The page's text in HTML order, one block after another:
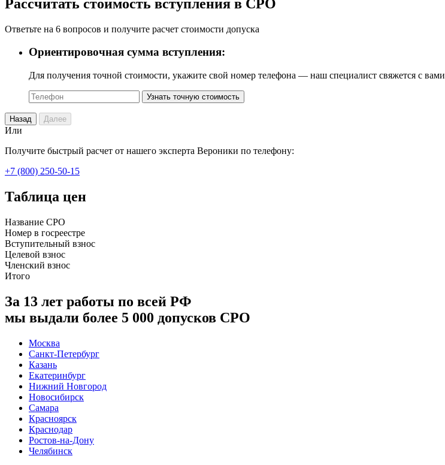
Рассчитать стоимость вступления в СРО
Ответьте на 6 вопросов и получите расчет стоимости допуска
Ориентировочная сумма вступления:
Для получения точной стоимости, укажите свой номер телефона — наш специалист свяжется с вами
Узнать точную стоимость
Назад Далее
Или
Получите быстрый расчет от нашего эксперта Вероники по телефону:
+7 (800) 250-50-15
Таблица цен
Название СРО
Номер в госреестре
Вступительный взнос
Целевой взнос
Членский взнос
Итого
За 13 лет работы по всей РФ
мы выдали более 5 000 допусков СРО
Москва
Санкт-Петербург
Казань
Екатеринбург
Нижний Новгород
Новосибирск
Самара
Красноярск
Краснодар
Ростов-на-Дону
Челябинск